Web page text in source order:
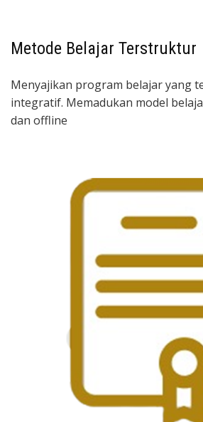
Metode Belajar Terstruktur
Menyajikan program belajar yang
integratif. Memadukan model
dan offline